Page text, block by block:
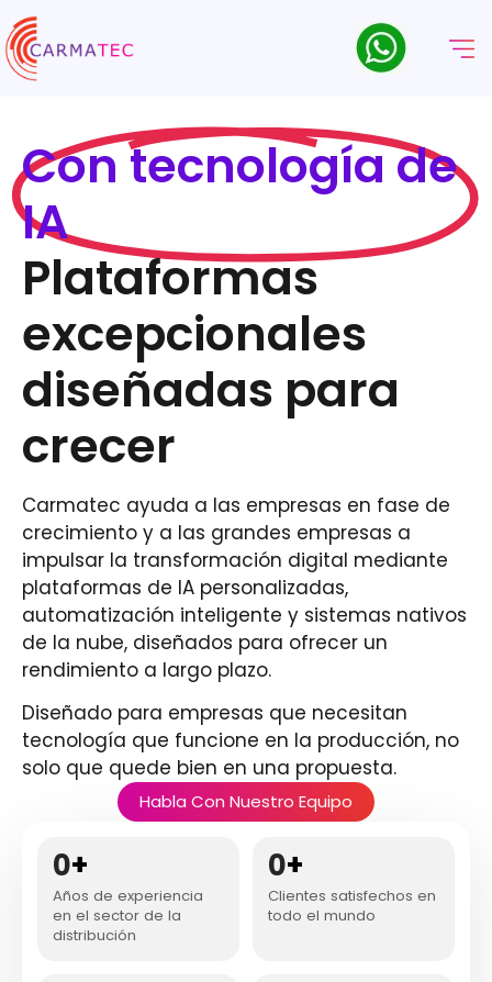
Con tecnología de
IA
Plataformas
excepcionales
diseñadas para
crecer
Carmatec ayuda a las empresas en fase de
crecimiento y a las grandes empresas a
impulsar la transformación digital mediante
plataformas de IA personalizadas,
automatización inteligente y sistemas nativos
de la nube, diseñados para ofrecer un
rendimiento a largo plazo.
Diseñado para empresas que necesitan
tecnología que funcione en la producción, no
solo que quede bien en una propuesta.
Habla Con Nuestro Equipo
0+
Años de experiencia
en el sector de la
distribución
0+
Clientes satisfechos en
todo el mundo